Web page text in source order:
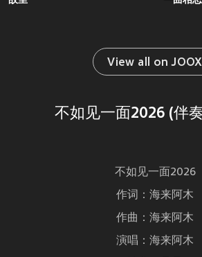
View all on JOOX
不如见一面2026 (伴
不如见一面2026
作词：海来阿木
作曲：海来阿木
演唱：海来阿木